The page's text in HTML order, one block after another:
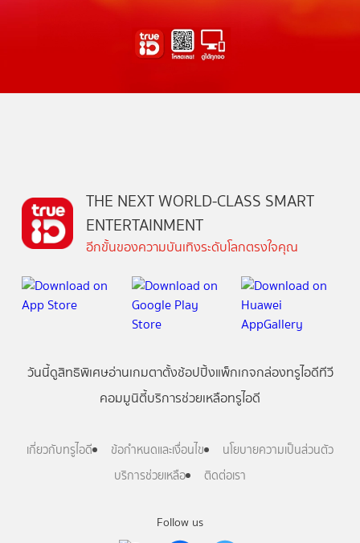
Follow us
THE NEXT WORLD-CLASS SMART
ENTERTAINMENT
อีกขั้นของความบันเทิงระดับโลกตรงใจคุณ
วันนี้ดูสิทธิพิเศษอ่านเกมตาตั้งช้อปปิ้งแพ็กเกจกล่องทรูไอดีทีวี
คอมมูนิตี้บริการช่วยเหลือทรูไอดี
เกี่ยวกับทรูไอดี ข้อกำหนดและเงื่อนไข
นโยบายความเป็นส่วนตัว
บริการช่วยเหลือ
ติดต่อเรา